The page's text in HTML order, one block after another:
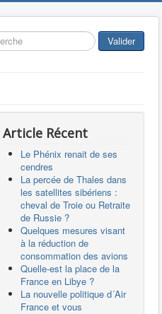
Valider
Article Récent
Le Phénix renait de ses
cendres
La percée de Thales dans
les satellites sibériens :
cheval de Troie ou Retraite
de Russie ?
Quelques mesures visant
à la réduction de
consommation des avions
Quelle-est la place de la
France en Libye ?
La nouvelle politique d´Air
France et vous